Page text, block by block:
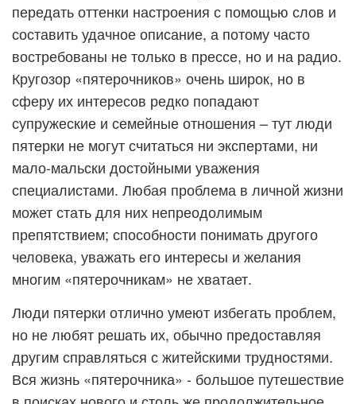
передать оттенки настроения с помощью слов и
составить удачное описание, а потому часто
востребованы не только в прессе, но и на радио.
Кругозор «пятерочников» очень широк, но в
сферу их интересов редко попадают
супружеские и семейные отношения – тут люди
пятерки не могут считаться ни экспертами, ни
мало-мальски достойными уважения
специалистами. Любая проблема в личной жизни
может стать для них непреодолимым
препятствием; способности понимать другого
человека, уважать его интересы и желания
многим «пятерочникам» не хватает.
Люди пятерки отлично умеют избегать проблем,
но не любят решать их, обычно предоставляя
другим справляться с житейскими трудностями.
Вся жизнь «пятерочника» - большое путешествие